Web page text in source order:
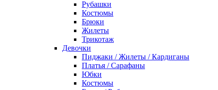
Рубашки
Костюмы
Брюки
Жилеты
Трикотаж
Девочки
Пиджаки / Жилеты / Кардиганы
Платья / Сарафаны
Юбки
Костюмы